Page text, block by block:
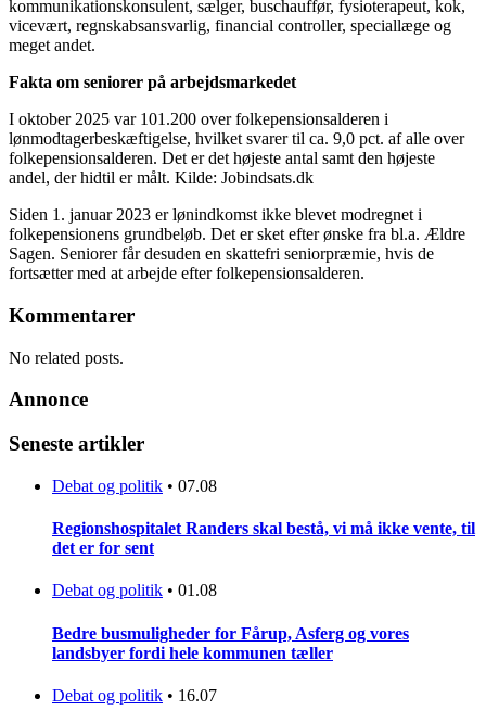
kommunikationskonsulent, sælger, buschauffør, fysioterapeut, kok,
vicevært, regnskabsansvarlig, financial controller, speciallæge og
meget andet.
Fakta om seniorer på arbejdsmarkedet
I oktober 2025 var 101.200 over folkepensionsalderen i
lønmodtagerbeskæftigelse, hvilket svarer til ca. 9,0 pct. af alle over
folkepensionsalderen. Det er det højeste antal samt den højeste
andel, der hidtil er målt. Kilde: Jobindsats.dk
Siden 1. januar 2023 er lønindkomst ikke blevet modregnet i
folkepensionens grundbeløb. Det er sket efter ønske fra bl.a. Ældre
Sagen. Seniorer får desuden en skattefri seniorpræmie, hvis de
fortsætter med at arbejde efter folkepensionsalderen.
Kommentarer
No related posts.
Annonce
Seneste artikler
Debat og politik • 07.08
Regionshospitalet Randers skal bestå, vi må ikke vente, til
det er for sent
Debat og politik • 01.08
Bedre busmuligheder for Fårup, Asferg og vores
landsbyer fordi hele kommunen tæller
Debat og politik • 16.07